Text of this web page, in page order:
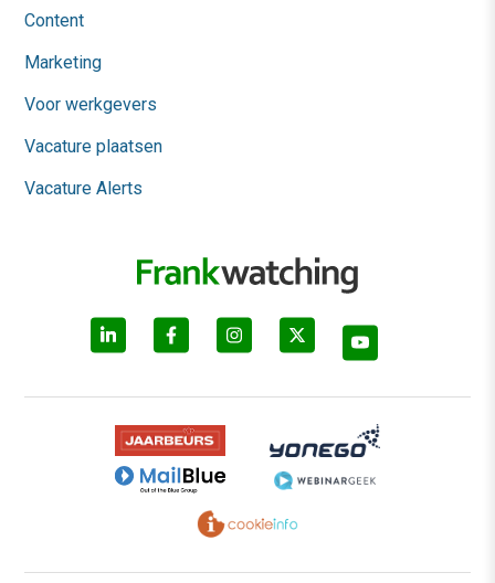
Content
Marketing
Voor werkgevers
Vacature plaatsen
Vacature Alerts